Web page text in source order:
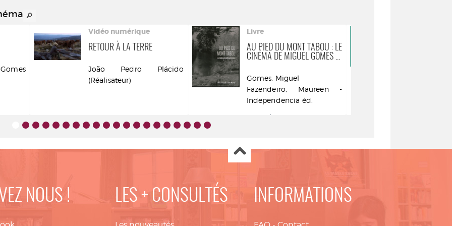
Vidéo numérique
RETOUR À LA TERRE
João Pedro Plácido
(Réalisateur)
Livre
AU PIED DU MONT TABOU : LE
CINÉMA DE MIGUEL GOMES ...
Gomes, Miguel
Fazendeiro, Maureen -
Independencia éd.
NOUS ! LES + CONSULTÉS INFORMATIONS